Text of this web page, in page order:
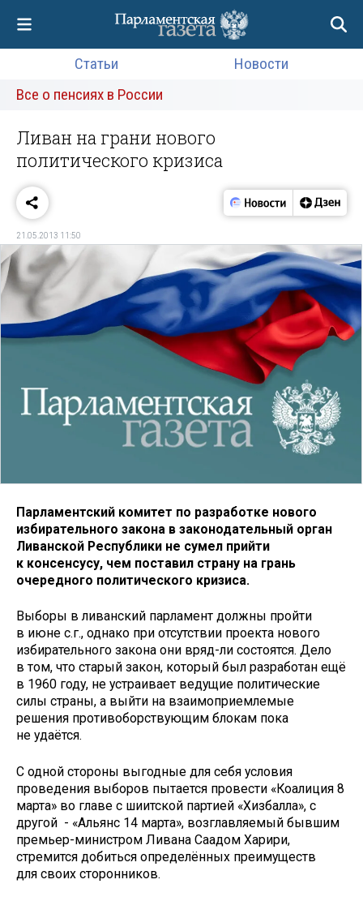
Статьи
Новости
Все о пенсиях в России
Ливан на грани нового
политического кризиса
21.05.2013 11:50
Парламентский комитет по разработке нового
избирательного закона в законодательный орган
Ливанской Республики не сумел прийти
к консенсусу, чем поставил страну на грань
очередного политического кризиса.
Выборы в ливанский парламент должны пройти
в июне с.г., однако при отсутствии проекта нового
избирательного закона они вряд-ли состоятся. Дело
в том, что старый закон, который был разработан ещё
в 1960 году, не устраивает ведущие политические
силы страны, а выйти на взаимоприемлемые
решения противоборствующим блокам пока
не удаётся.
С одной стороны выгодные для себя условия
проведения выборов пытается провести «Коалиция 8
марта» во главе с шиитской партией «Хизбалла», с
другой - «Альянс 14 марта», возглавляемый бывшим
премьер-министром Ливана Саадом Харири,
стремится добиться определённых преимуществ
для своих сторонников.